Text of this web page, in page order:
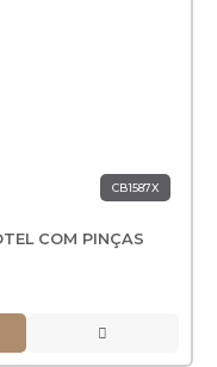
CB1587X
COM PINÇAS